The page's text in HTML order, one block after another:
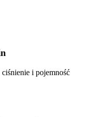
ciśnienie i pojemność